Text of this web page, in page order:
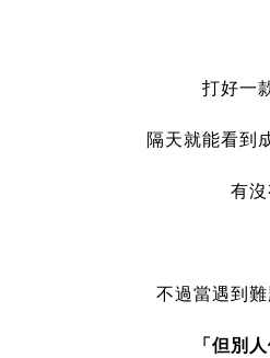
打好一
隔天就能看到
有
不過當遇到
「但別